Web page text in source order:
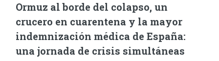
Ormuz al borde del colapso, un
crucero en cuarentena y la mayor
indemnización médica de España:
una jornada de crisis simultáneas